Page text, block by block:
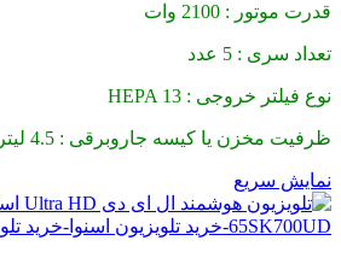
قدرت موتور : 2100 وات
تعداد سری : 5 عدد
نوع فیلتر خروجی : HEPA 13
ظرفیت مخزن یا کیسه جاروبرقی : 4.5 لیتر
نمایش سریع